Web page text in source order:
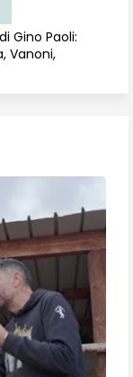
Gino Paoli:
Vanoni,